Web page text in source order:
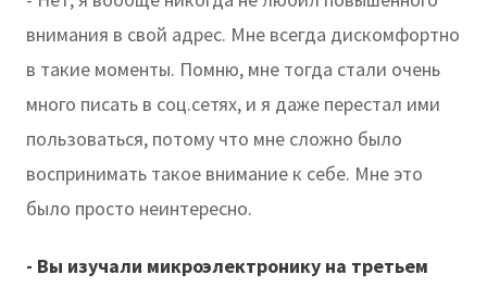
внимания в свой адрес. Мне всегда дискомфортно
в такие моменты. Помню, мне тогда стали очень
много писать в соц.сетях, и я даже перестал ими
пользоваться, потому что мне сложно было
воспринимать такое внимание к себе. Мне это
было просто неинтересно.
- Вы изучали микроэлектронику на третьем